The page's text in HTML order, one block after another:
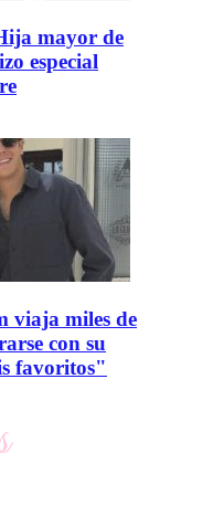
mayor de
especial
viaja miles de
con su
favoritos"